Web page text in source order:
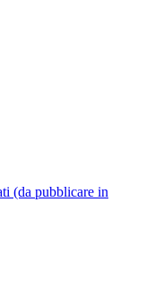
(da pubblicare in